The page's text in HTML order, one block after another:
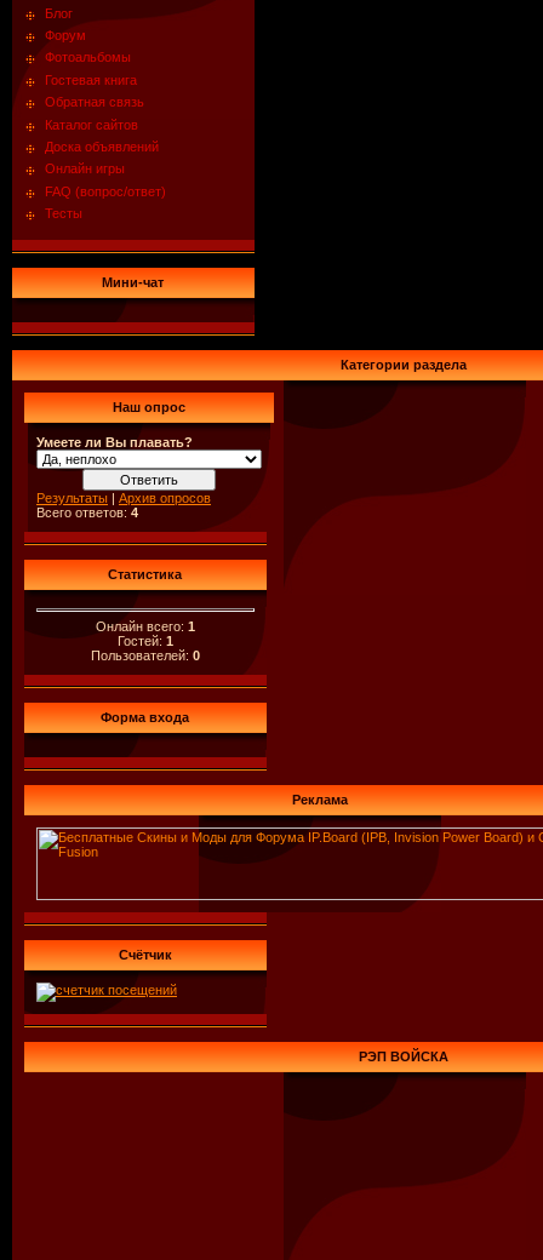
Блог
Форум
Фотоальбомы
Гостевая книга
Обратная связь
Каталог сайтов
Доска объявлений
Онлайн игры
FAQ (вопрос/ответ)
Тесты
Мини-чат
Категории раздела
Наш опрос
Умеете ли Вы плавать?
Результаты | Архив опросов
Всего ответов: 4
Статистика
Онлайн всего: 1
Гостей: 1
Пользователей: 0
Форма входа
Реклама
Счётчик
РЭП ВОЙСКА